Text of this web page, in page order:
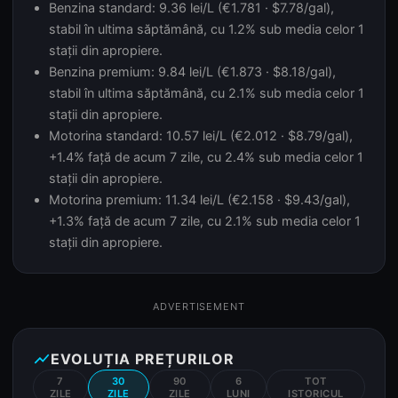
Benzina standard: 9.36 lei/L (€1.781 · $7.78/gal),
stabil în ultima săptămână, cu 1.2% sub media celor 1
stații din apropiere.
Benzina premium: 9.84 lei/L (€1.873 · $8.18/gal),
stabil în ultima săptămână, cu 2.1% sub media celor 1
stații din apropiere.
Motorina standard: 10.57 lei/L (€2.012 · $8.79/gal),
+1.4% față de acum 7 zile, cu 2.4% sub media celor 1
stații din apropiere.
Motorina premium: 11.34 lei/L (€2.158 · $9.43/gal),
+1.3% față de acum 7 zile, cu 2.1% sub media celor 1
stații din apropiere.
ADVERTISEMENT
show_chartEVOLUȚIA PREȚURILOR
7
ZILE
30
ZILE
90
ZILE
6
LUNI
TOT
ISTORICUL